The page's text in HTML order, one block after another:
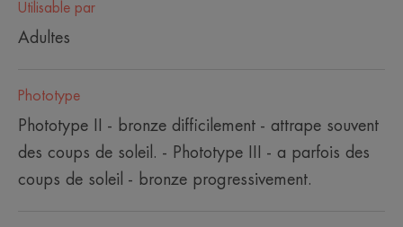
Utilisable par
Adultes
Phototype
Phototype II - bronze difficilement - attrape souvent
des coups de soleil. - Phototype III - a parfois des
coups de soleil - bronze progressivement.